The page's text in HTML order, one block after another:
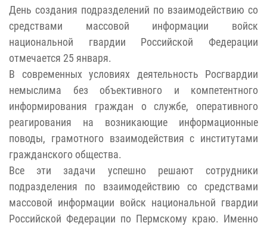
День создания подразделений по взаимодействию со
средствами массовой информации войск
национальной гвардии Российской Федерации
отмечается 25 января.
В современных условиях деятельность Росгвардии
немыслима без объективного и компетентного
информирования граждан о службе, оперативного
реагирования на возникающие информационные
поводы, грамотного взаимодействия с институтами
гражданского общества.
Все эти задачи успешно решают сотрудники
подразделения по взаимодействию со средствами
массовой информации войск национальной гвардии
Российской Федерации по Пермскому краю. Именно